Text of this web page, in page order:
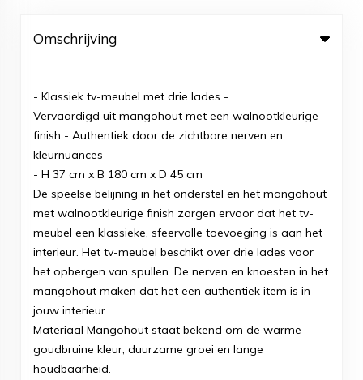
Omschrijving
- Klassiek tv-meubel met drie lades -
Vervaardigd uit mangohout met een walnootkleurige
finish - Authentiek door de zichtbare nerven en
kleurnuances
- H 37 cm x B 180 cm x D 45 cm
De speelse belijning in het onderstel en het mangohout
met walnootkleurige finish zorgen ervoor dat het tv-
meubel een klassieke, sfeervolle toevoeging is aan het
interieur. Het tv-meubel beschikt over drie lades voor
het opbergen van spullen. De nerven en knoesten in het
mangohout maken dat het een authentiek item is in
jouw interieur.
Materiaal Mangohout staat bekend om de warme
goudbruine kleur, duurzame groei en lange
houdbaarheid.